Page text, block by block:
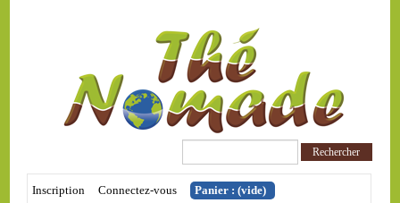
Inscription Connectez-vous Panier :(vide)